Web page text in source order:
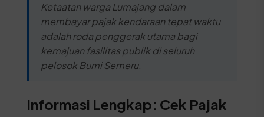
Ketaatan warga Lumajang dalam
membayar pajak kendaraan tepat waktu
adalah roda penggerak utama bagi
kemajuan fasilitas publik di seluruh
pelosok Bumi Semeru.
Informasi Lengkap: Cek Pajak